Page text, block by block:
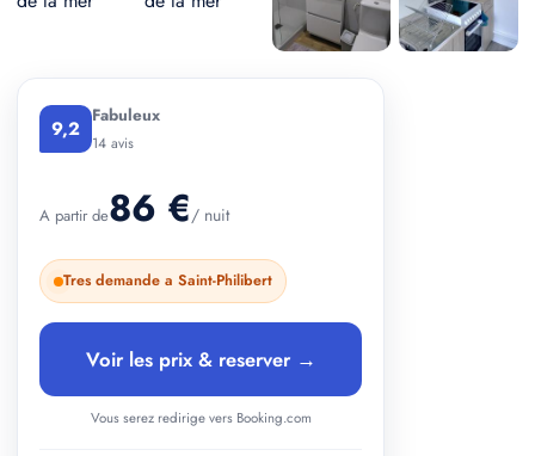
9,2 Fabuleux
14 avis
A partir de86 €/ nuit
Tres demande a Saint-Philibert
Voir les prix & reserver →
Vous serez redirige vers Booking.com